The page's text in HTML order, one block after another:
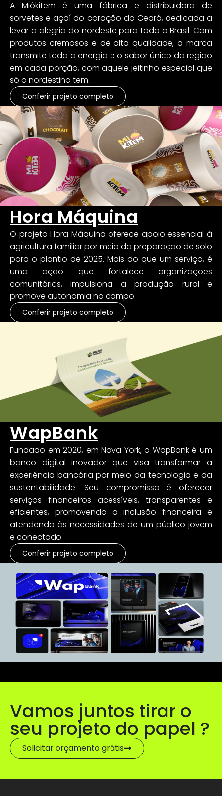
A Miókitem é uma fábrica e distribuidora de
sorvetes e açaí do coração do Ceará, dedicada a
levar a alegria do nordeste para todo o Brasil. Com
produtos cremosos e de alta qualidade, a marca
transmite toda a energia e o sabor único da região
em cada porção, com aquele jeitinho especial que
só o nordestino tem.
Conferir projeto completo
Hora Máquina
O projeto Hora Máquina oferece apoio essencial à
agricultura familiar por meio da preparação de solo
para o plantio de 2025. Mais do que um serviço, é
uma ação que fortalece organizações
comunitárias, impulsiona a produção rural e
promove autonomia no campo.
Conferir projeto completo
WapBank
Fundado em 2020, em Nova York, o WapBank é um
banco digital inovador que visa transformar a
experiência bancária por meio da tecnologia e da
sustentabilidade. Seu compromisso é oferecer
serviços financeiros acessíveis, transparentes e
eficientes, promovendo a inclusão financeira e
atendendo às necessidades de um público jovem
e conectado.​
Conferir projeto completo
Vamos juntos tirar o
seu projeto do papel ?
Solicitar orçamento grátis